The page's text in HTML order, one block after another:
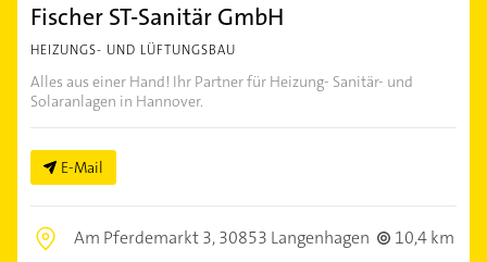
Fischer ST-Sanitär GmbH
HEIZUNGS- UND LÜFTUNGSBAU
Alles aus einer Hand! Ihr Partner für Heizung- Sanitär- und
Solaranlagen in Hannover.
E-Mail
Am Pferdemarkt 3,30853 Langenhagen
10,4 km